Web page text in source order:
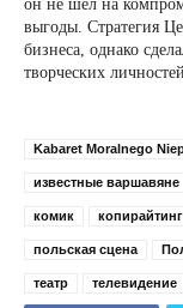
он не шел на
выгоды. Стратегия
бизнеса, однако
творческих
Kabaret Moralnego
известные варшавяне
комик копирайтинг
польская сцена
театр телевидение